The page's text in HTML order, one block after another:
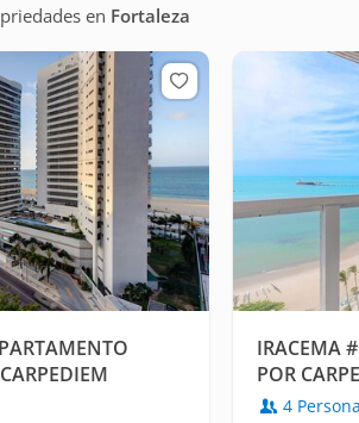
en Fortaleza
IRACEMA
POR
4